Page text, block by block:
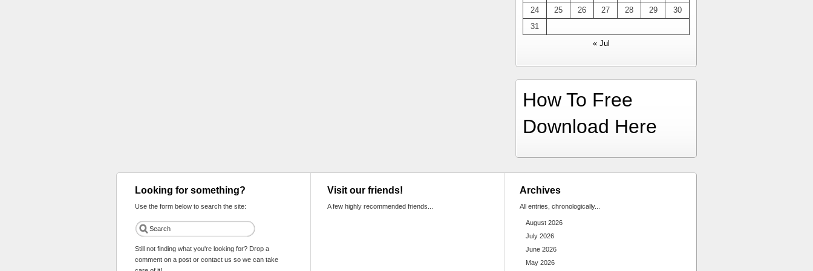
24
25 26 27 28 29
30
31
« Jul
How To Free
Download Here
Looking for something?
Use the form below to search the site:
Still not finding what you're looking for? Drop a
comment on a post or contact us so we can take
Visit our friends!
A few highly recommended friends...
Archives
All entries, chronologically...
August 2026
July 2026
June 2026
May 2026